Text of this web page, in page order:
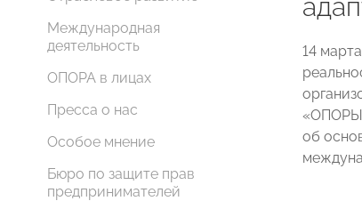
Международная
деятельность
ОПОРА в лицах
Пресса о нас
Особое мнение
Бюро по защите прав
предпринимателей
14
«ОПОРЫ
об